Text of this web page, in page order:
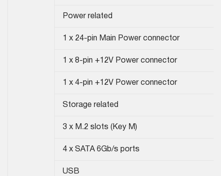
Power related
1 x 24-pin Main Power connector
1 x 8-pin +12V Power connector
1 x 4-pin +12V Power connector
Storage related
3 x M.2 slots (Key M)
4 x SATA 6Gb/s ports
USB